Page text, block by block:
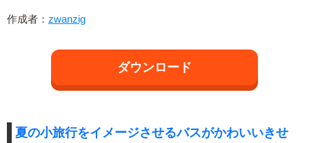
作成者： zwanzig
ダウンロード
夏の小旅行をイメージさせるバスがかわいいきせ